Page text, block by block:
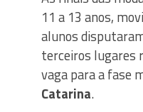
11 a 13 anos,
alunos
terceiros lugares
vaga para a fase
Catarina.